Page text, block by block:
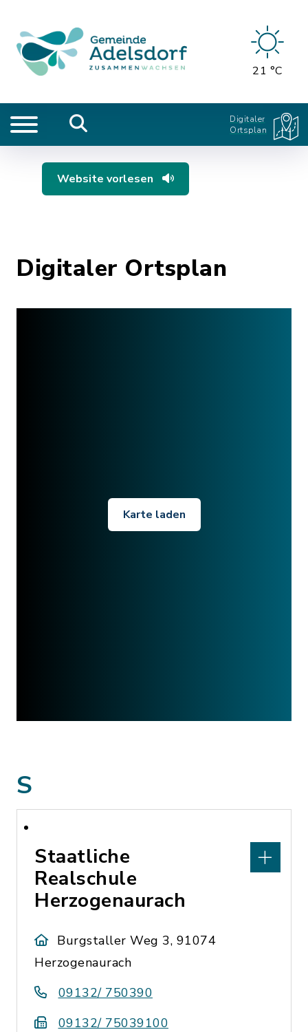
21 °C
Digitaler
Ortsplan
Website vorlesen
Digitaler Ortsplan
Karte laden
S
Staatliche
Realschule
Herzogenaurach
Burgstaller Weg 3, 91074
Herzogenaurach
09132/ 750390
09132/ 75039100